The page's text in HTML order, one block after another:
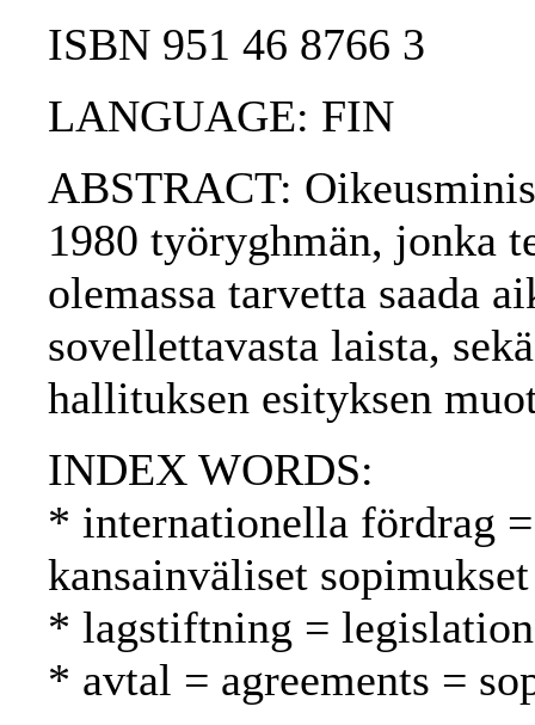
ISBN 951 46 8766 3
LANGUAGE: FIN
ABSTRACT:
1980 työryghmän, jonka
olemassa tarvetta saada
sovellettavasta laista,
hallituksen esityksen
INDEX WORDS:
* internationella fördrag
kansainväliset sopimukset
* lagstiftning =
* avtal = agreements =